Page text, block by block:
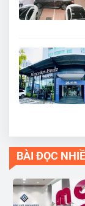
BÀI ĐỌC